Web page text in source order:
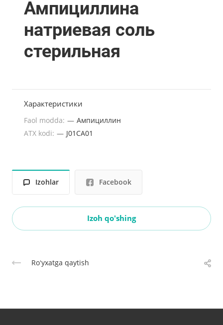
Ампициллина
натриевая соль
стерильная
Характеристики
Faol modda: — Ампициллин
ATX kodi: — J01CA01
Izohlar Facebook
Izoh qo'shing
Roʻyxatga qaytish